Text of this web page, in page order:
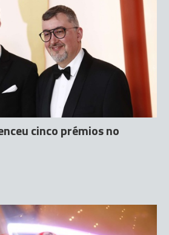
cinco prémios no